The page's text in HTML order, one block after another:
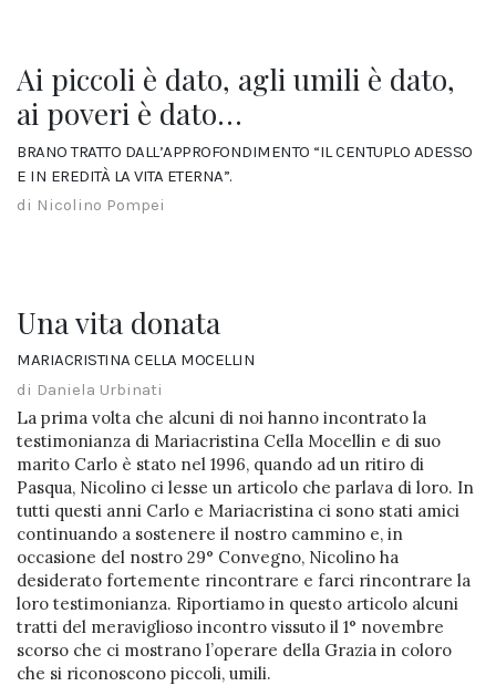
Ai piccoli è dato, agli umili è dato,
ai poveri è dato…
BRANO TRATTO DALL’APPROFONDIMENTO “IL CENTUPLO ADESSO
E IN EREDITÀ LA VITA ETERNA”.
di Nicolino Pompei
Una vita donata
MARIACRISTINA CELLA MOCELLIN
di Daniela Urbinati
La prima volta che alcuni di noi hanno incontrato la
testimonianza di Mariacristina Cella Mocellin e di suo
marito Carlo è stato nel 1996, quando ad un ritiro di
Pasqua, Nicolino ci lesse un articolo che parlava di loro. In
tutti questi anni Carlo e Mariacristina ci sono stati amici
continuando a sostenere il nostro cammino e, in
occasione del nostro 29° Convegno, Nicolino ha
desiderato fortemente rincontrare e farci rincontrare la
loro testimonianza. Riportiamo in questo articolo alcuni
tratti del meraviglioso incontro vissuto il 1° novembre
scorso che ci mostrano l’operare della Grazia in coloro
che si riconoscono piccoli, umili.